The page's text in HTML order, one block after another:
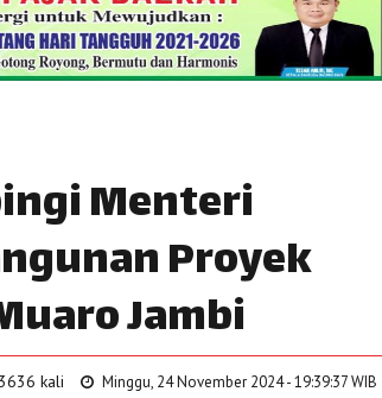
Menteri
Proyek
Jambi
kali Minggu, 24 November 2024 - 19:39:37 WIB